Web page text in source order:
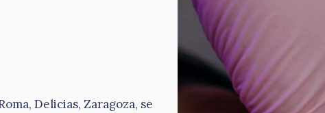
Delicias, Zaragoza, se